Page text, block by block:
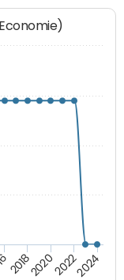
2018202020222024